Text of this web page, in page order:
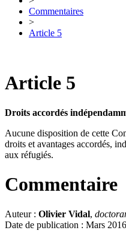
Commentaires
>
Article 5
Article 5
Droits accordés
Aucune disposition de cette
droits et avantages accordés,
aux réfugiés.
Commentaire
Auteur : Olivier Vidal,
Date de publication : Mars 2016